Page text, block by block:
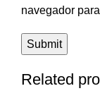
navegador
Related